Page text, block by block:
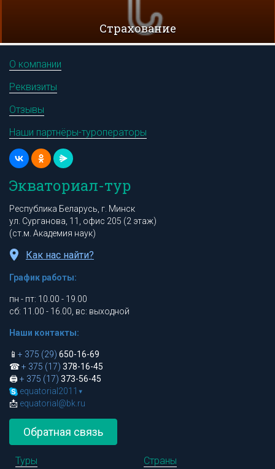
Cтрахование
О компании
Реквизиты
Отзывы
Наши партнёры-туроператоры
Экваториал-тур
Республика Беларусь, г. Минск
ул. Сурганова, 11, офис 205 (2 этаж)
(ст.м. Академия наук)
Как нас найти?
График работы:
пн - пт: 10.00 - 19.00
сб: 11.00 - 16.00, вс: выходной
Наши контакты:
📱 + 375 (29) 650-16-69
☎+ 375 (17) 378-16-45
🖨+ 375 (17) 373-56-45
equatorial2011 ▾
📩 equatorial@bk.ru
Обратная связь
Туры Страны